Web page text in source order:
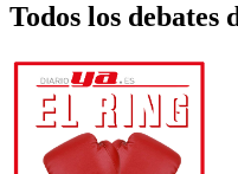
Todos los debates